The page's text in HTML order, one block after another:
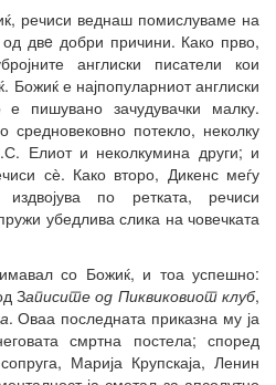
речиси веднаш помислуваме на
двe добри причини. Како прво,
англиски писатели кои
е најпопуларниот англиски
пишувано зачудувачки малку.
средновековно потекло, неколку
Елиот и неколкумина други; и
сѐ. Како второ, Дикенс меѓу
по ретката, речиси
убедлива слика на човечката
со Божиќ, и тоа успешно:
Записите од Пиквиковиот клуб,
. Оваа последната приказна му ја
смртна постела; според
Марија Крупскаја, Ленин